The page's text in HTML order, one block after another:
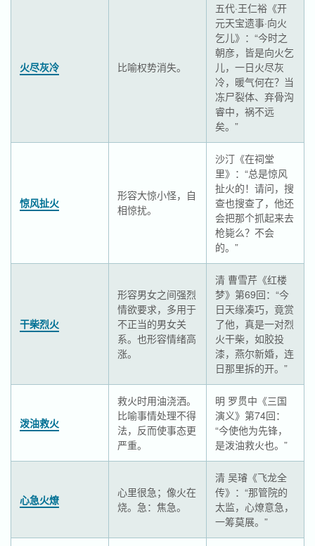
火尽灰冷 比喻权势消失。
五代·王仁裕《开
元天宝遗事·向火
乞儿》：“今时之
朝彦，皆是向火乞
儿，一日火尽灰
冷，暖气何在？当
冻尸裂体、弃骨沟
睿中，祸不远
矣。”
惊风扯火
形容大惊小怪，自
相惊扰。
沙汀《在祠堂
里》：“总是惊风
扯火的！请问，搜
查也搜查了，他还
会把那个抓起来去
枪毙么？不会
的。”
干柴烈火
形容男女之间强烈
情欲要求，多用于
不正当的男女关
系。也形容情绪高
涨。
清 曹雪芹《红楼
梦》第69回：“今
日天缘凑巧，竟赏
了他，真是一对烈
火干柴，如胶投
漆，燕尔新婚，连
日那里拆的开。”
泼油救火
救火时用油浇洒。
比喻事情处理不得
法，反而使事态更
严重。
明 罗贯中《三国
演义》第74回：
“今使他为先锋，
是泼油救火也。”
心急火燎
心里很急；像火在
烧。急：焦急。
清 吴璿《飞龙全
传》：“那管院的
太监，心燎意急，
一筹莫展。”